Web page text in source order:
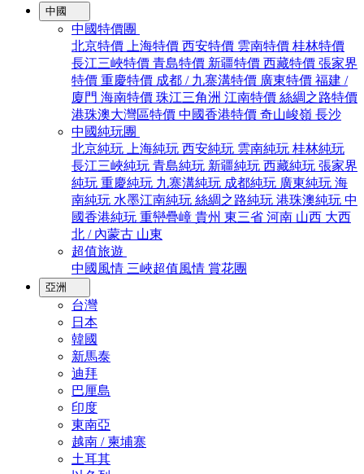
中國
中國特價團
北京特價
上海特價 西安特價 雲南特價 桂林特價
長江三峽特價 青島特價 新疆特價 西藏特價 張家界
特價 重慶特價 成都 / 九寨溝特價 廣東特價 福建 /
廈門 海南特價 珠江三角洲 江南特價 絲綢之路特價
港珠澳大灣區特價 中國香港特價 奇山峻嶺 長沙
中國純玩團
北京純玩
上海純玩 西安純玩 雲南純玩 桂林純玩
長江三峽純玩 青島純玩 新疆純玩 西藏純玩 張家界
純玩 重慶純玩 九寨溝純玩 成都純玩 廣東純玩 海
南純玩 水墨江南純玩 絲綢之路純玩 港珠澳純玩 中
國香港純玩 重巒疊嶂 貴州 東三省 河南 山西 大西
北 / 內蒙古 山東
超值旅遊
中國風情 三峽超值風情 賞花團
亞洲
台灣
日本
韓國
新馬泰
迪拜
巴厘島
印度
東南亞
越南 / 柬埔寨
土耳其